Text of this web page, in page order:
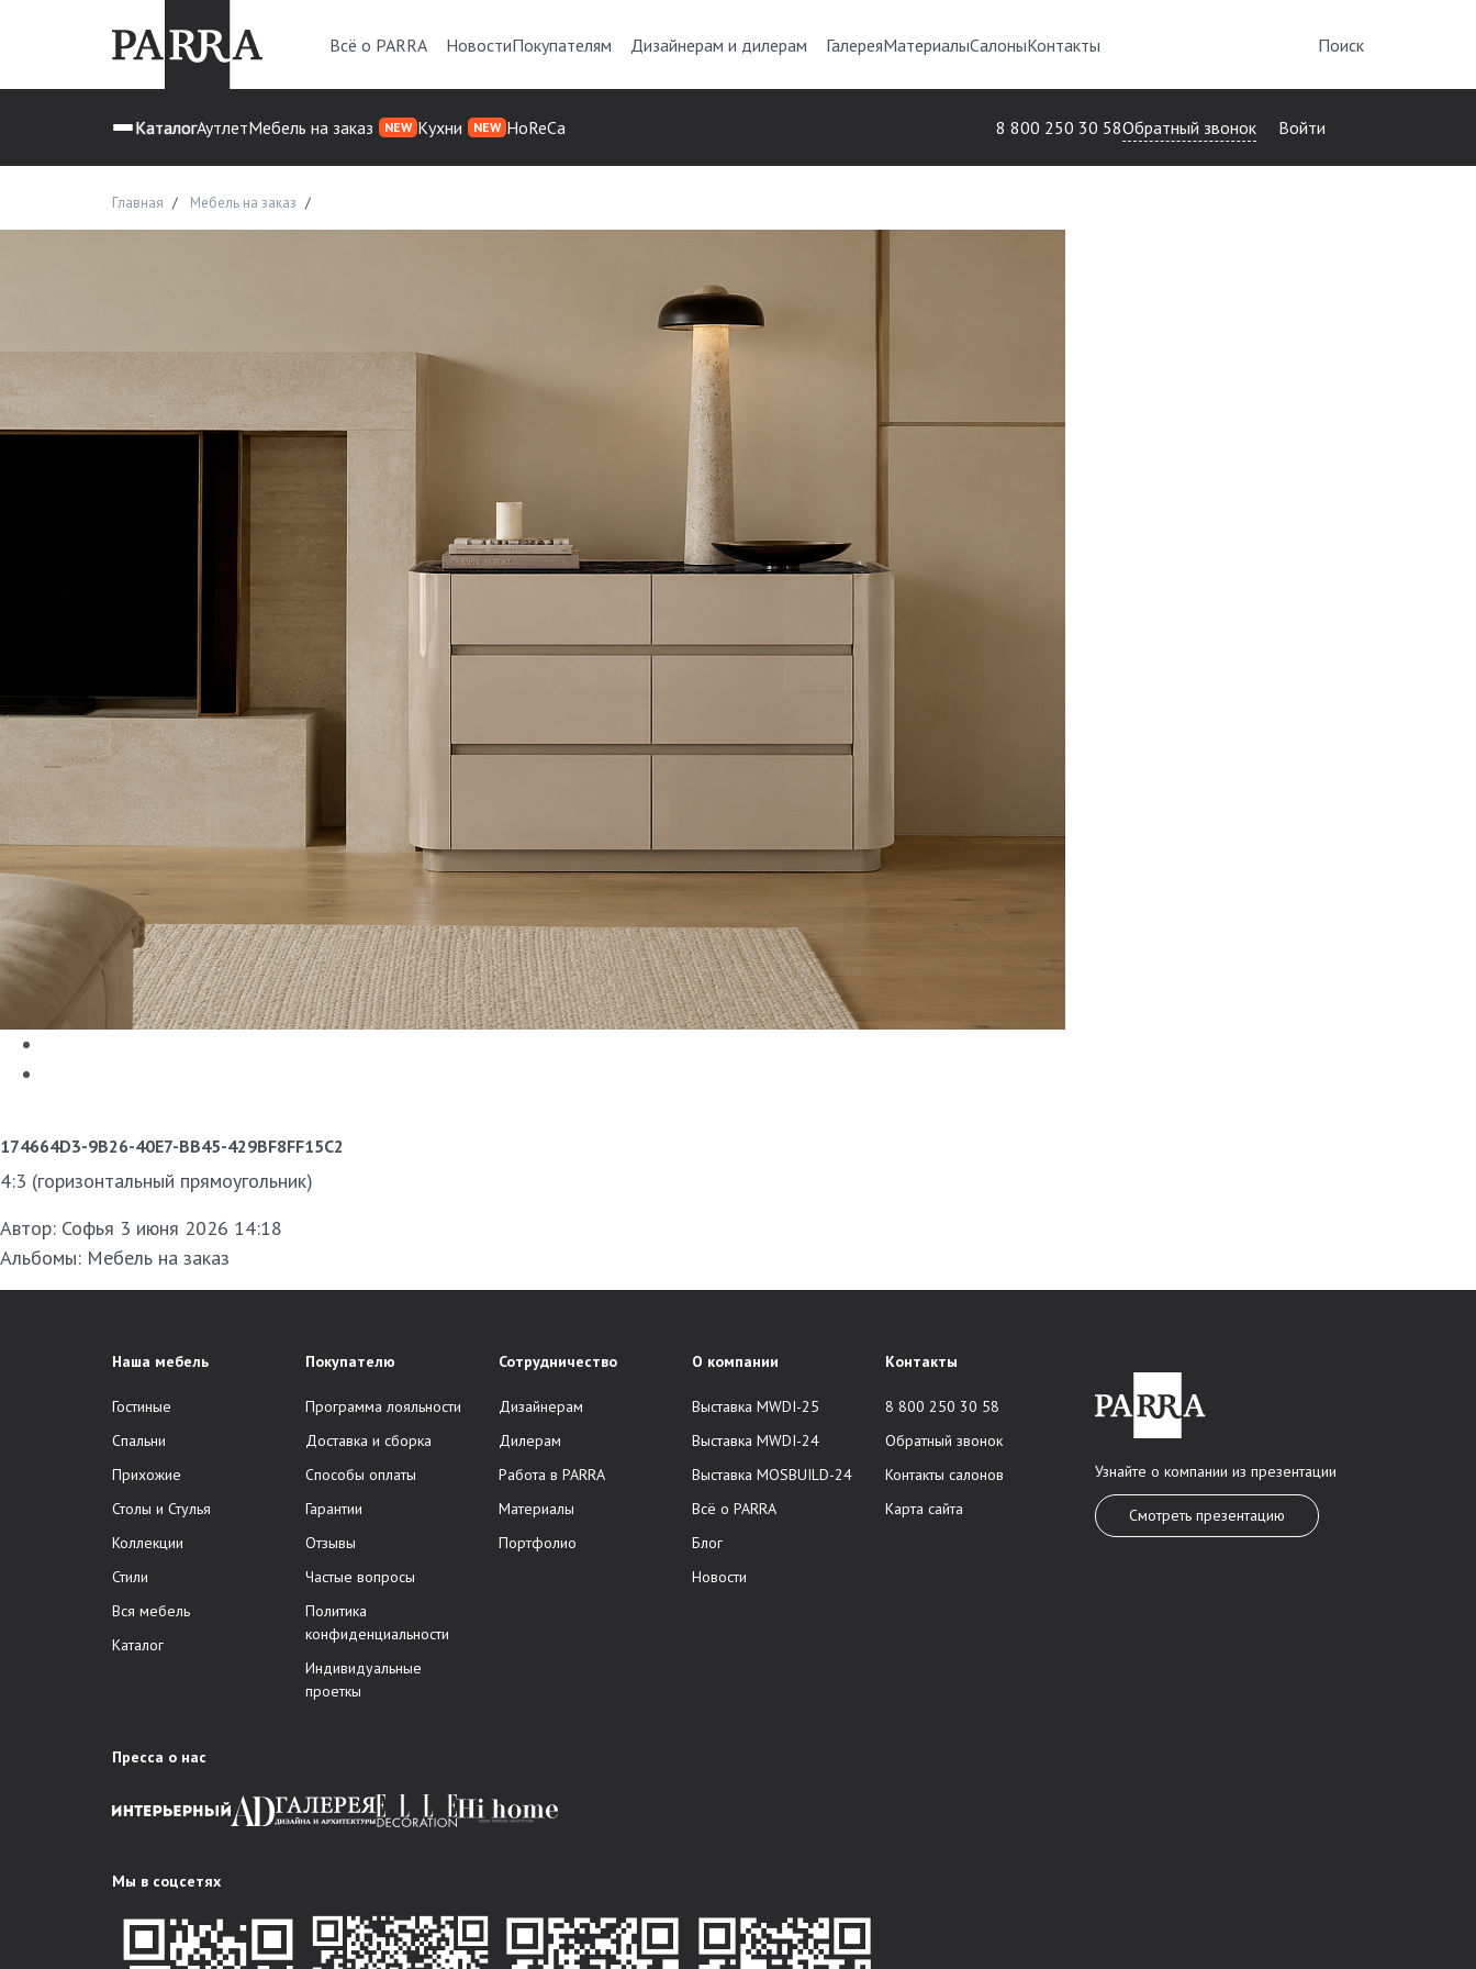
Всё о PARRA НовостиПокупателям Дизайнерам и дилерам ГалереяМатериалыСалоныКонтакты Поиск
КаталогАутлетМебель на заказ NEW Кухни NEW HoReCa 8 800 250 30 58Обратный звонок Войти
Главная Мебель на заказ
174664D3-9B26-40E7-BB45-429BF8FF15C2
4:3 (горизонтальный прямоугольник)
Автор: Софья 3 июня 2026 14:18
Альбомы: Мебель на заказ
Наша мебель
Гостиные
Спальни
Прихожие
Столы и Стулья
Коллекции
Стили
Вся мебель
Каталог
Покупателю
Программа лояльности
Доставка и сборка
Способы оплаты
Гарантии
Отзывы
Частые вопросы
Политика
конфиденциальности
Индивидуальные
проеткы
Сотрудничество
Дизайнерам
Дилерам
Работа в PARRA
Материалы
Портфолио
О компании
Выставка MWDI-25
Выставка MWDI-24
Выставка MOSBUILD-24
Всё о PARRA
Блог
Новости
Контакты
8 800 250 30 58
Обратный звонок
Контакты салонов
Карта сайта
Узнайте о компании из презентации
Смотреть презентацию
Пресса о нас
Мы в соцсетях